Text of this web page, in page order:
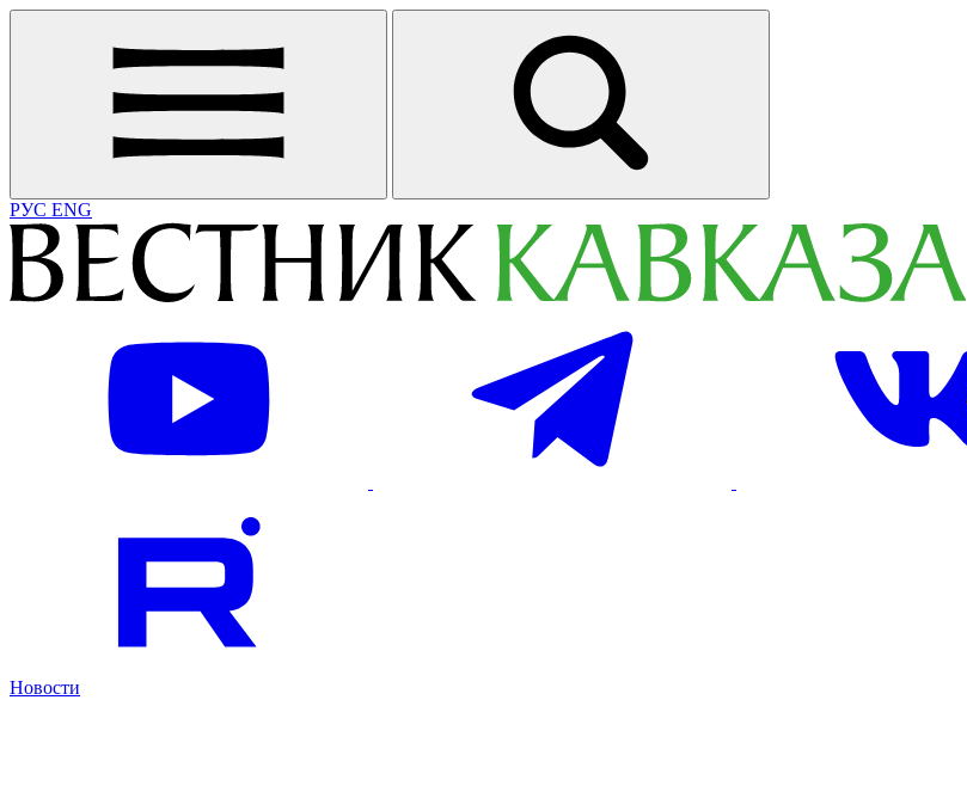
РУС ENG
Новости